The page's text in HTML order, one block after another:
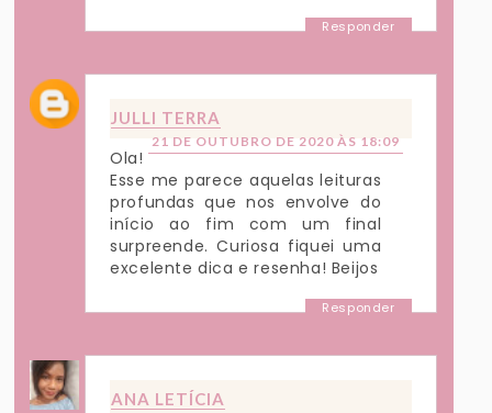
Responder
JULLI TERRA
21 DE OUTUBRO DE 2020 ÀS 18:09
Ola!
Esse me parece aquelas leituras
profundas que nos envolve do
início ao fim com um final
surpreende. Curiosa fiquei uma
excelente dica e resenha! Beijos
Responder
ANA LETÍCIA